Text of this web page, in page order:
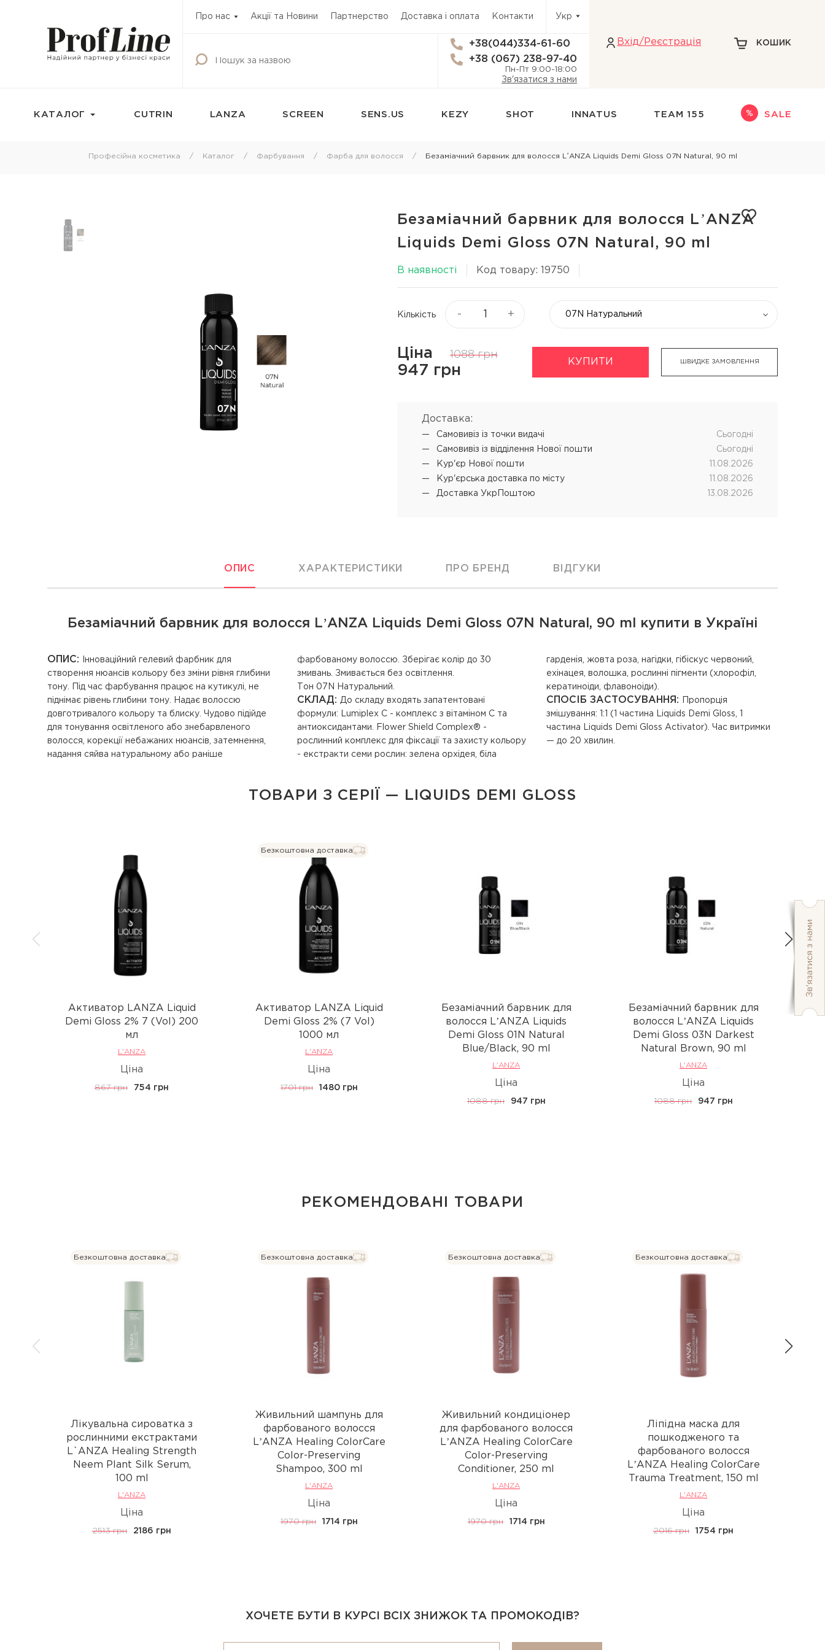
Про нас Акції та Новини Партнерство Доставка і оплата Контакти Укр
+38(044)334-61-60
+38 (067) 238-97-40
Пн-Пт 9:00-18:00
Зв'язатися з нами
Вхiд/Реєстрація КОШИК
КАТАЛОГ
Маска тонуюча для волосся
Спрей для волосся
Ампули для волосся
Показати ще
Мус для волосся
Спрей для укладки волосся
Лікування шкіри голови
Лосьйон для шкіри голови
ТЕРМОЗАХИСТ
ДЛЯ БЛОНДИНОК
Догляд за шкірою
Догляд за тілом
Догляд за шкірою обличчя
L'ANZA Ultimate Treatment
SHOT PRODIGY REPAIR
кератинове відновлення
SHOT BI POWER миттєве
Хімічна завивка волосся
LANZA кислотна завивка
CUTRIN LANZA SCREEN SENS.US KEZY SHOT INNATUS TEAM 155 SALE
Професійна косметика Каталог Фарбування Фарба для волосся Безаміачний барвник для волосся LʼANZA Liquids Demi Gloss 07N Natural, 90 ml
Безаміачний барвник для волосся LʼANZA
Liquids Demi Gloss 07N Natural, 90 ml
В наявності Код товару: 19750
Кількість - + 07N Натуральний
Ціна 1088 грн
947 грн
КУПИТИ ШВИДКЕ ЗАМОВЛЕННЯ
Доставка:
Самовивіз iз точки видачі
Cьогодні
Самовивіз iз відділення Нової пошти
Cьогодні
Кур'єр Нової пошти
11.08.2026
Кур'єрська доставка по місту
11.08.2026
Доставка УкрПоштою
13.08.2026
ОПИС ХАРАКТЕРИСТИКИ ПРО БРЕНД ВІДГУКИ
Безаміачний барвник для волосся LʼANZA Liquids Demi Gloss 07N Natural, 90 ml купити в Україні
ОПИС:
Інноваційний гелевий фарбник для
створення нюансів кольору без зміни рівня глибини
тону. Під час фарбування працює на кутикулі, не
піднімає рівень глибини тону. Надає волоссю
довготривалого кольору та блиску. Чудово підійде
для тонування освітленого або знебарвленого
волосся, корекції небажаних нюансів, затемнення,
надання сяйва натуральному або раніше
фарбованому волоссю. Зберігає колір до 30
змивань. Змивається без освітлення.
Тон 07N Натуральний.
СКЛАД: До складу входять запатентовані
формули: Lumiplex C - комплекс з вітаміном C та
антиоксидантами. Flower Shield Complex® -
рослинний комплекс для фіксації та захисту кольору
- екстракти семи рослин: зелена орхідея, біла
гарденія, жовта роза, нагідки, гібіскус червоний,
ехінацея, волошка, рослинні пігменти (хлорофіл,
кератиноіди, флавоноіди).
СПОСІБ ЗАСТОСУВАННЯ:
Пропорція
змішування: 1:1 (1 частина Liquids Demi Gloss, 1
частина Liquids Demi Gloss Activator). Час витримки
— до 20 хвилин.
ТОВАРИ З СЕРІЇ — LIQUIDS DEMI GLOSS
Активатор LANZA Liquid
Demi Gloss 2% 7 (Vol) 200
мл
L'ANZA
Ціна
867 грн 754 грн
Безкоштовна доставка
Активатор LANZA Liquid
Demi Gloss 2% (7 Vol)
1000 мл
L'ANZA
Ціна
1701 грн 1480 грн
Безаміачний барвник для
волосся LʼANZA Liquids
Demi Gloss 01N Natural
Blue/Black, 90 ml
L'ANZA
Ціна
1088 грн 947 грн
Безаміачний барвник для
волосся LʼANZA Liquids
Demi Gloss 03N Darkest
Natural Brown, 90 ml
L'ANZA
Ціна
1088 грн 947 грн
РЕКОМЕНДОВАНІ ТОВАРИ
Безкоштовна доставка
Лікувальна сироватка з
рослинними екстрактами
L`ANZA Healing Strength
Neem Plant Silk Serum,
100 ml
L'ANZA
Ціна
2513 грн 2186 грн
Безкоштовна доставка
Живильний шампунь для
фарбованого волосся
LʼANZA Healing ColorCare
Color-Preserving
Shampoo, 300 ml
L'ANZA
Ціна
1970 грн 1714 грн
Безкоштовна доставка
Живильний кондиціонер
для фарбованого волосся
LʼANZA Healing ColorCare
Color-Preserving
Conditioner, 250 ml
L'ANZA
Ціна
1970 грн 1714 грн
Безкоштовна доставка
Ліпідна маска для
пошкодженого та
фарбованого волосся
LʼANZA Healing ColorCare
Trauma Treatment, 150 ml
L'ANZA
Ціна
2016 грн 1754 грн
ХОЧЕТЕ БУТИ В КУРСІ ВСІХ ЗНИЖОК ТА ПРОМОКОДІВ?